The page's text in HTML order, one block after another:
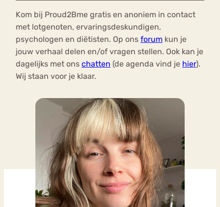
Kom bij Proud2Bme gratis en anoniem in contact
met lotgenoten, ervaringsdeskundigen,
psychologen en diëtisten. Op ons forum kun je
jouw verhaal delen en/of vragen stellen. Ook kan je
dagelijks met ons chatten (de agenda vind je hier).
Wij staan voor je klaar.